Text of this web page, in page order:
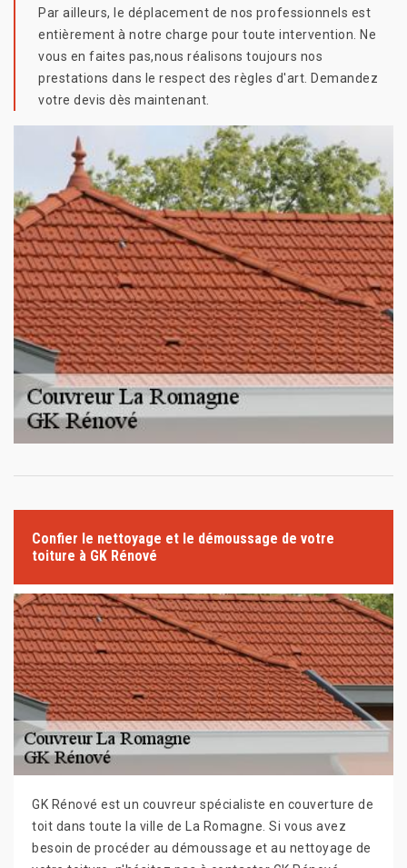
Par ailleurs, le déplacement de nos professionnels est
entièrement à notre charge pour toute intervention. Ne
vous en faites pas,nous réalisons toujours nos
prestations dans le respect des règles d'art. Demandez
votre devis dès maintenant.
Confier le nettoyage et le démoussage de votre
toiture à GK Rénové
GK Rénové est un couvreur spécialiste en couverture de
toit dans toute la ville de La Romagne. Si vous avez
besoin de procéder au démoussage et au nettoyage de